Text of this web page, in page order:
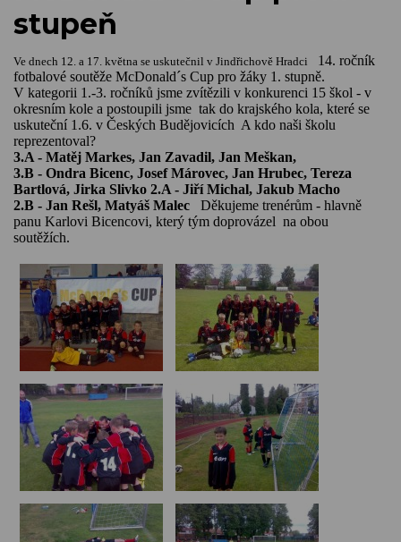
stupeň
Ve dnech 12. a 17. května se uskutečnil v Jindřichově Hradci
14. ročník
fotbalové soutěže McDonald´s Cup pro žáky 1. stupně.
V kategorii 1.-3. ročníků jsme zvítězili v konkurenci 15 škol - v
okresním kole a postoupili jsme  tak do krajského kola, které se
uskuteční 1.6. v Českých Budějovicích  A kdo naši školu
reprezentoval?
3.A - Matěj Markes, Jan Zavadil, Jan Meškan,
3.B - Ondra Bicenc, Josef Márovec, Jan Hrubec, Tereza
Bartlová, Jirka Slivko 2.A - Jiří Michal, Jakub Macho
2.B - Jan Rešl, Matyáš Malec
Děkujeme trenérům - hlavně
panu Karlovi Bicencovi, který tým doprovázel  na obou
soutěžích.